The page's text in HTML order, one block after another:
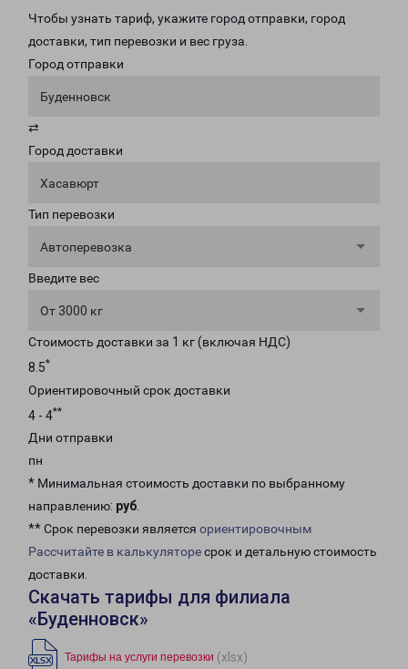
Чтобы узнать тариф, укажите город отправки, город
доставки, тип перевозки и вес груза.
Город отправки
Буденновск
⇄
Город доставки
Хасавюрт
Тип перевозки
Автоперевозка
Введите вес
От 3000 кг
Стоимость доставки за 1 кг (включая НДС)
8.5*
Ориентировочный срок доставки
4 - 4**
Дни отправки
пн
* Минимальная стоимость доставки по выбранному
направлению: руб.
** Срок перевозки является ориентировочным
Рассчитайте в калькуляторесрок и детальную стоимость
доставки.
Скачать тарифы для филиала
«Буденновск»
Тарифы на услуги перевозки (xlsx)